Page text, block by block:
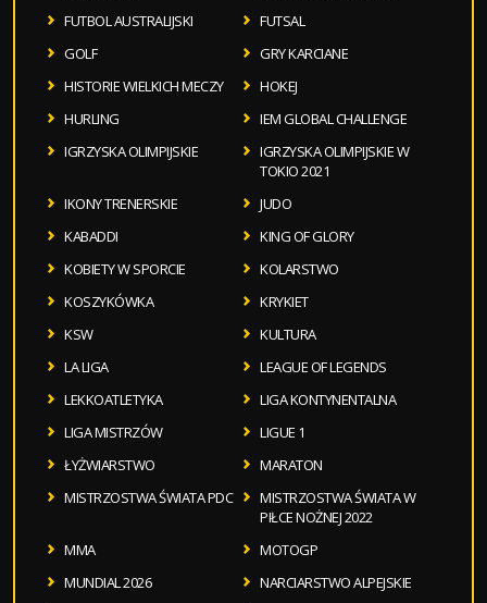
FUTBOL AUSTRALIJSKI
FUTSAL
GOLF
GRY KARCIANE
HISTORIE WIELKICH MECZY
HOKEJ
HURLING
IEM GLOBAL CHALLENGE
IGRZYSKA OLIMPIJSKIE
IGRZYSKA OLIMPIJSKIE W
TOKIO 2021
IKONY TRENERSKIE
JUDO
KABADDI
KING OF GLORY
KOBIETY W SPORCIE
KOLARSTWO
KOSZYKÓWKA
KRYKIET
KSW
KULTURA
LA LIGA
LEAGUE OF LEGENDS
LEKKOATLETYKA
LIGA KONTYNENTALNA
LIGA MISTRZÓW
LIGUE 1
ŁYŻWIARSTWO
MARATON
MISTRZOSTWA ŚWIATA PDC
MISTRZOSTWA ŚWIATA W
PIŁCE NOŻNEJ 2022
MMA
MOTOGP
MUNDIAL 2026
NARCIARSTWO ALPEJSKIE